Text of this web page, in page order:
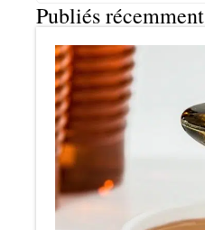
Publiés récemment